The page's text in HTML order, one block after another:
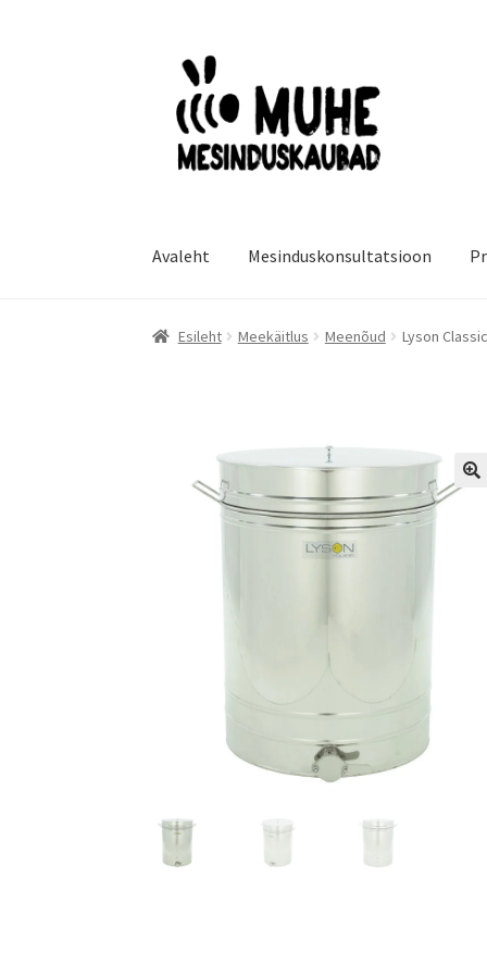
Liigu
navigeerimisele
Liigu
juurde
Avaleht Mesinduskonsultatsioon
Esileht Meekäitlus Meenõud Lyson